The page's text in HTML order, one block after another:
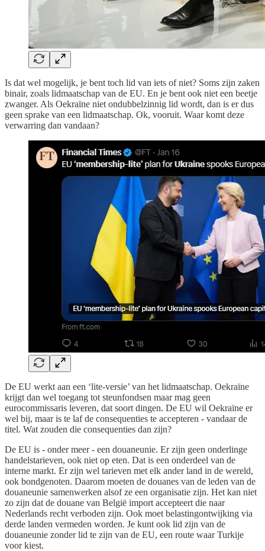
Is dat wel mogelijk, je bent toch lid van iets of niet? Soms zijn zaken
binair, zoals lidmaatschap van de EU. En je bent ook niet een beetje
zwanger. Als Oekraïne niet ondubbelzinnig lid wordt, dan is er dus
geen sprake van een lidmaatschap. Ok, vooruit. Waar komt deze
verwarring dan vandaan?
De EU werkt aan een ‘lite-versie’ van het lidmaatschap. Oekraïne
krijgt dan wel toegang tot steunfondsen maar mag geen
eurocommissaris leveren, dat soort dingen. De EU wil Oekraïne er
wel bij, maar is te laf de consequenties te accepteren - vandaar de
titel. Wat zouden die consequenties dan zijn?
De EU is - onder meer - een douaneunie. Er zijn geen onderlinge
handelstarieven, ook niet op eten. Dat is een onderdeel van de
interne markt. Er zijn wel tarieven met elk ander land in de wereld,
ook bondgenoten. Daarom moeten de douanes van de leden van de
douaneunie samenwerken alsof ze een organisatie zijn. Het kan niet
zo zijn dat de douane van België import accepteert die naar
Nederlands recht verboden zijn. Ook moet belastingontwijking via
derde landen vermeden worden. Je kunt ook lid zijn van de
douaneunie zonder lid te zijn van de EU, een route waar Turkije
voor kiest.